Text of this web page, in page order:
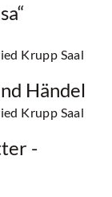
Krupp Saal
Händel
Krupp Saal
-